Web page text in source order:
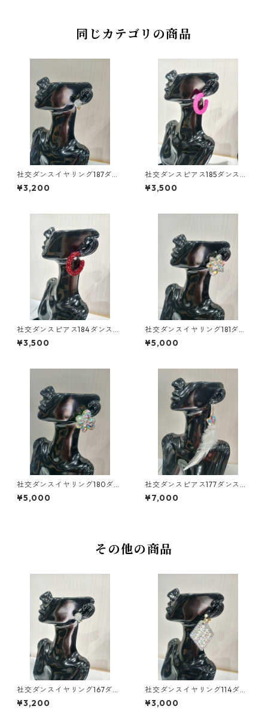
同じカテゴリの商品
社交ダンスイヤリング187ダン
スアクセサリーベリーダンス
ブライダルアクセサリー
¥3,200
社交ダンスピアス185ダンスア
クセサリーベリーダンスブラ
イダルアクセサリー
¥3,500
社交ダンスピアス184ダンスア
クセサリーベリーダンスブラ
イダルアクセサリー
¥3,500
社交ダンスイヤリング181ダン
スアクセサリーベリーダンス
ブライダルアクセサリー
¥5,000
社交ダンスイヤリング180ダン
スアクセサリーベリーダンス
ブライダルアクセサリー
¥5,000
社交ダンスピアス177ダンスア
クセサリーベリーダンスブラ
イダルアクセサリー
¥7,000
その他の商品
社交ダンスイヤリング167ダン
スアクセサリーベリーダンス
ブライダルアクセサリー
¥3,200
社交ダンスイヤリング114ダン
スアクセサリーベリーダンス
ブライダルアクセサリー
¥3,000